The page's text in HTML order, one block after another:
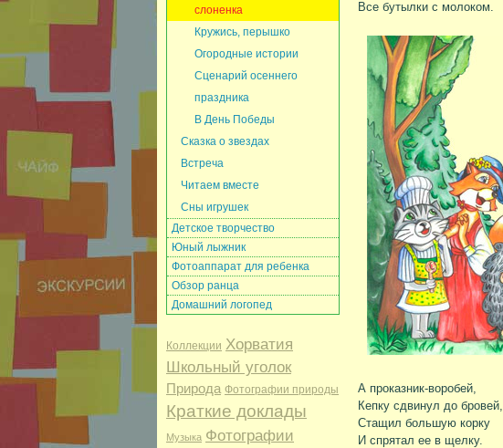
слоненка
Кружись, перышко
Огородные истории
Сценарий осеннего
праздника
В День Победы
Сказка о звездах
Встреча
Читаем вместе
Сны игрушек
Детское творчество
Юный лыжник
Фотоаппарат для ребенка
Обзор ранца
Домашний логопед
Коллекции Хорватия
Школьный уголок
Природа Фотографии природы
Краткие доклады
Музыка Фотографии
Все бутылки с молоком.
А проказник-воробей,
Кепку сдвинул до бровей,
Стащил большую корку
И спрятал ее в щелку.